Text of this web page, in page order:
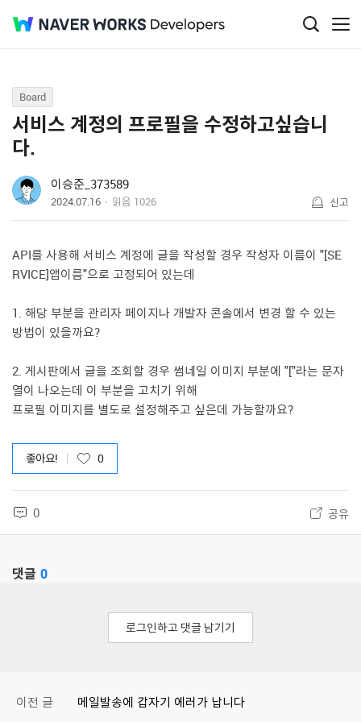
Q&A
Board
서비스 계정의 프로필을 수정하고싶습니
다.
이승준_373589
2024.07.16 읽음 1026 신고
API를 사용해 서비스 계정에 글을 작성할 경우 작성자 이름이 "[SE
RVICE]앱이름"으로 고정되어 있는데
1. 해당 부분을 관리자 페이지나 개발자 콘솔에서 변경 할 수 있는
방법이 있을까요?
2. 게시판에서 글을 조회할 경우 썸네일 이미지 부분에 "["라는 문자
열이 나오는데 이 부분을 고치기 위해
프로필 이미지를 별도로 설정해주고 싶은데 가능할까요?
좋아요! 0
0 공유
댓글 0
로그인하고 댓글 남기기
이전 글 메일발송에 갑자기 에러가 납니다